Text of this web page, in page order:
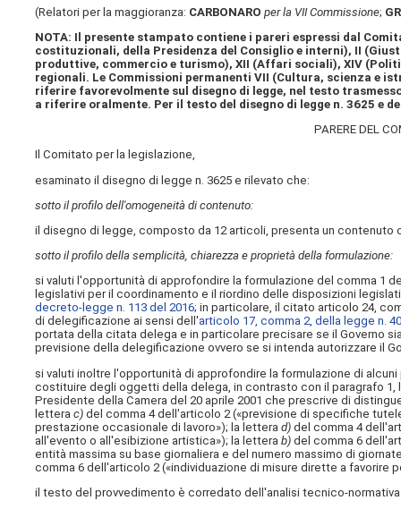
(Relatori per la maggioranza: CARBONARO per la VII Commissione;
NOTA: Il presente stampato contiene i pareri espressi dal
costituzionali, della Presidenza del Consiglio e interni), II
produttive, commercio e turismo), XII (Affari sociali), XIV
regionali. Le Commissioni permanenti VII (Cultura, scienza e
riferire favorevolmente sul disegno di legge, nel testo
a riferire oralmente. Per il testo del disegno di legge n. 3625 e
PARERE DEL
Il Comitato per la legislazione,
esaminato il disegno di legge n. 3625 e rilevato che:
sotto il profilo dell'omogeneità di contenuto:
il disegno di legge, composto da 12 articoli, presenta un
sotto il profilo della semplicità, chiarezza e proprietà della formulazione:
si valuti l'opportunità di approfondire la formulazione del comma 1
legislativi per il coordinamento e il riordino delle disposizioni
decreto-legge n. 113 del 2016; in particolare, il citato articolo 24,
di delegificazione ai sensi dell'articolo 17, comma 2, della legge n.
portata della citata delega e in particolare precisare se il Governo
previsione della delegificazione ovvero se si intenda autorizzare il
si valuti inoltre l'opportunità di approfondire la formulazione di
costituire degli oggetti della delega, in contrasto con il paragrafo
Presidente della Camera del 20 aprile 2001 che prescrive di
letterac) del comma 4 dell'articolo 2 («previsione di specifiche
prestazione occasionale di lavoro»); la letterad) del comma 4
all'evento o all'esibizione artistica»); la letterab) del comma 6
entità massima su base giornaliera e del numero massimo di
comma 6 dell'articolo 2 («individuazione di misure dirette a
il testo del provvedimento è corredato dell'analisi tecnico-